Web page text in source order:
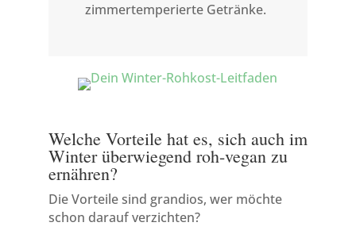
zimmertemperierte Getränke.
Welche Vorteile hat es, sich auch im
Winter überwiegend roh-vegan zu
ernähren?
Die Vorteile sind grandios, wer möchte
schon darauf verzichten?